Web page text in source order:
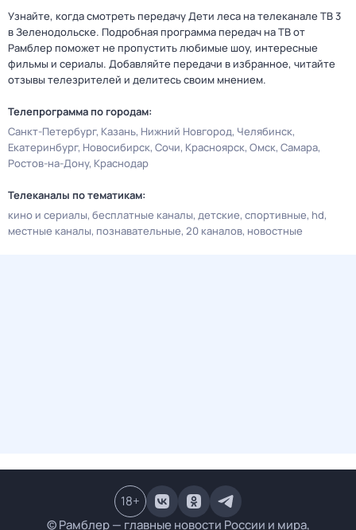
Узнайте, когда смотреть передачу Дети леса на телеканале ТВ 3
в Зеленодольске. Подробная программа передач на ТВ от
Рамблер поможет не пропустить любимые шоу, интересные
фильмы и сериалы. Добавляйте передачи в избранное, читайте
отзывы телезрителей и делитесь своим мнением.
Телепрограмма по городам:
Санкт-Петербург Казань Нижний Новгород Челябинск
Екатеринбург Новосибирск Сочи Красноярск Омск Самара
Ростов-на-Дону Краснодар
Телеканалы по тематикам:
кино и сериалы бесплатные каналы детские спортивные hd
местные каналы познавательные 20 каналов новостные
© Рамблер — главные новости России и мира,
18+